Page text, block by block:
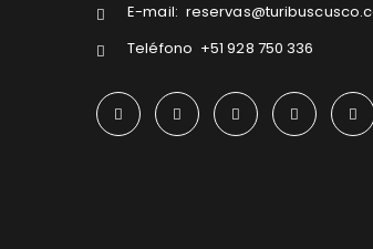
E-mail:
Teléfono +51 928 750 336